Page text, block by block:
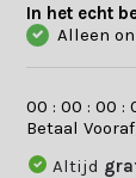
In het echt
Alleen
00 :00 :00 :
Betaal
Altijd